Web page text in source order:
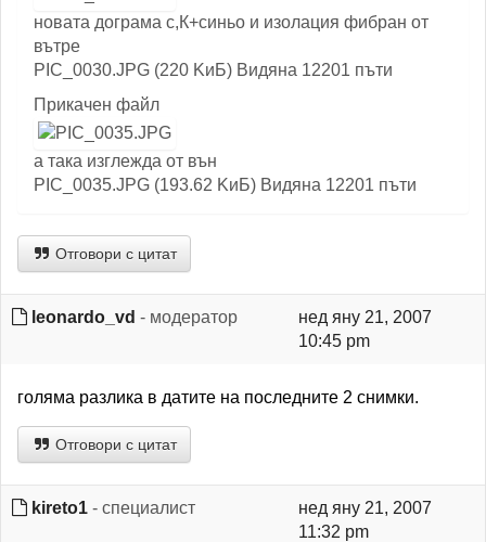
новата дограма с,К+синьо и изолация фибран от
вътре
PIC_0030.JPG (220 KиБ) Видяна 12201 пъти
Прикачен файл
а така изглежда от вън
PIC_0035.JPG (193.62 KиБ) Видяна 12201 пъти
Отговори с цитат
leonardo_vd - модератор
нед яну 21, 2007
10:45 pm
голяма разлика в датите на последните 2 снимки.
Отговори с цитат
kireto1 - специалист
нед яну 21, 2007
11:32 pm